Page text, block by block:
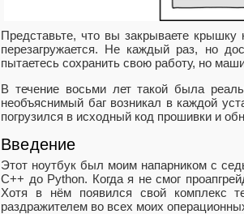
Представьте, что вы закрываете
перезагружается. Не каждый раз, но
пытаетесь сохранить свою работу, но
В течение восьми лет такой была
необъяснимый баг возникал в каждой
погрузился в исходный код прошивки и
Введение
Этот ноутбук был моим напарником с
C++ до Python. Когда я не смог
Хотя в нём появился свой комплекс
раздражителем во всех моих